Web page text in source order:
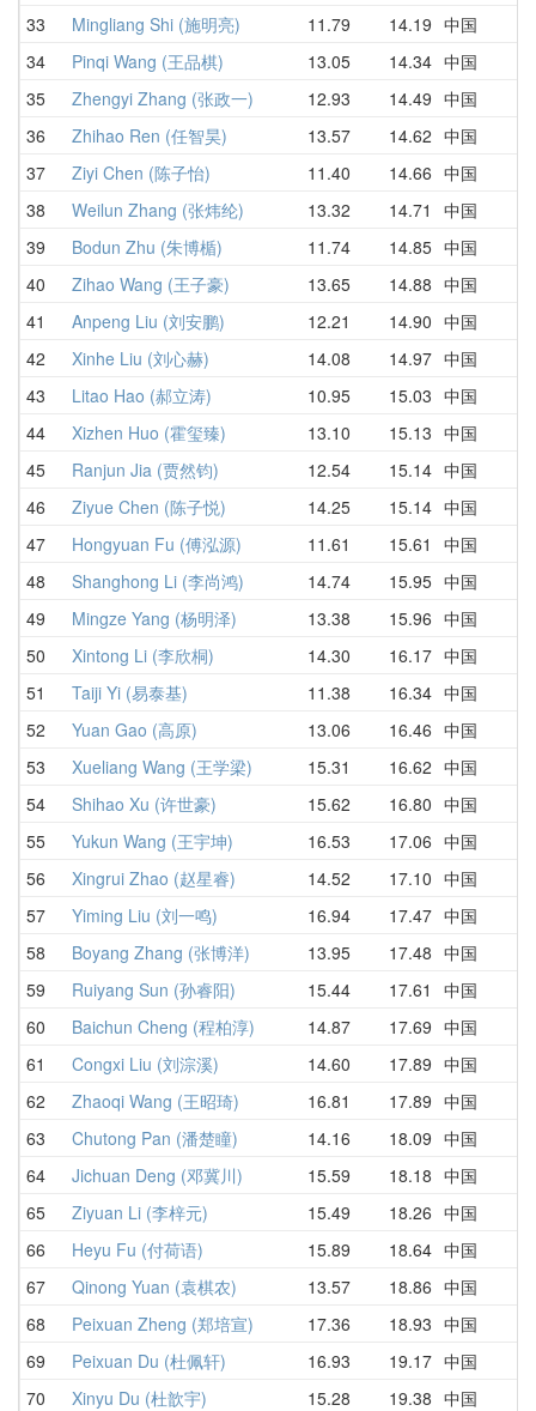
33 Mingliang Shi (施明亮) 11.79 14.19 中国
34 Pinqi Wang (王品棋) 13.05 14.34 中国
35 Zhengyi Zhang (张政一) 12.93 14.49 中国
36 Zhihao Ren (任智昊) 13.57 14.62 中国
37 Ziyi Chen (陈子怡) 11.40 14.66 中国
38 Weilun Zhang (张炜纶) 13.32 14.71 中国
39 Bodun Zhu (朱博楯) 11.74 14.85 中国
40 Zihao Wang (王子豪) 13.65 14.88 中国
41 Anpeng Liu (刘安鹏) 12.21 14.90 中国
42 Xinhe Liu (刘心赫) 14.08 14.97 中国
43 Litao Hao (郝立涛) 10.95 15.03 中国
44 Xizhen Huo (霍玺臻) 13.10 15.13 中国
45 Ranjun Jia (贾然钧) 12.54 15.14 中国
46 Ziyue Chen (陈子悦) 14.25 15.14 中国
47 Hongyuan Fu (傅泓源) 11.61 15.61 中国
48 Shanghong Li (李尚鸿) 14.74 15.95 中国
49 Mingze Yang (杨明泽) 13.38 15.96 中国
50 Xintong Li (李欣桐) 14.30 16.17 中国
51 Taiji Yi (易泰基) 11.38 16.34 中国
52 Yuan Gao (高原) 13.06 16.46 中国
53 Xueliang Wang (王学梁) 15.31 16.62 中国
54 Shihao Xu (许世豪) 15.62 16.80 中国
55 Yukun Wang (王宇坤) 16.53 17.06 中国
56 Xingrui Zhao (赵星睿) 14.52 17.10 中国
57 Yiming Liu (刘一鸣) 16.94 17.47 中国
58 Boyang Zhang (张博洋) 13.95 17.48 中国
59 Ruiyang Sun (孙睿阳) 15.44 17.61 中国
60 Baichun Cheng (程柏淳) 14.87 17.69 中国
61 Congxi Liu (刘淙溪) 14.60 17.89 中国
62 Zhaoqi Wang (王昭琦) 16.81 17.89 中国
63 Chutong Pan (潘楚瞳) 14.16 18.09 中国
64 Jichuan Deng (邓冀川) 15.59 18.18 中国
65 Ziyuan Li (李梓元) 15.49 18.26 中国
66 Heyu Fu (付荷语) 15.89 18.64 中国
67 Qinong Yuan (袁棋农) 13.57 18.86 中国
68 Peixuan Zheng (郑培宣) 17.36 18.93 中国
69 Peixuan Du (杜佩轩) 16.93 19.17 中国
70 Xinyu Du (杜歆宇) 15.28 19.38 中国